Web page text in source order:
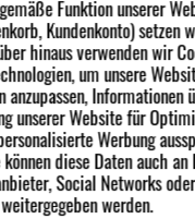
Funktion unserer
Kundenkonto) setzen
hinaus verwenden wir
um unsere
anzupassen, Informationen
unserer Website für
Werbung
diese Daten auch
Social Networks oder
werden.
+
−
Anbieter: STADA
Consumer Health
Deutschland GmbH
Menge: 100g